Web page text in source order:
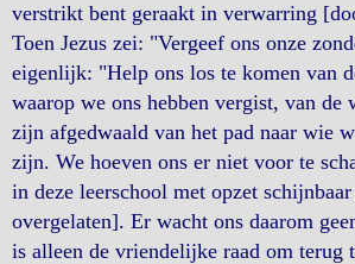
verstrikt bent geraakt in verwarring
Toen Jezus zei: "Vergeef ons onze
eigenlijk: "Help ons los te komen van
waarop we ons hebben vergist, van de
zijn afgedwaald van het pad naar wie
zijn. We hoeven ons er niet voor te
in deze leerschool met opzet
overgelaten]. Er wacht ons daarom
is alleen de vriendelijke raad om terug